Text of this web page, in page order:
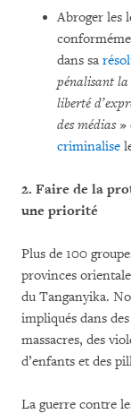
Abroger les
dans sa
pénalisant
liberté
des médias»
criminalise
2. Faire de la
une priorité
Plus de 100
provinces
du Tanganyika.
impliqués dans
massacres, des
d’enfants et des
La guerre contre